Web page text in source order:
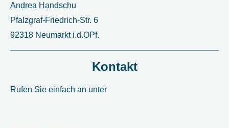
Andrea Handschu
Pfalzgraf-Friedrich-Str. 6
92318 Neumarkt i.d.OPf.
Kontakt
Rufen Sie einfach an unter